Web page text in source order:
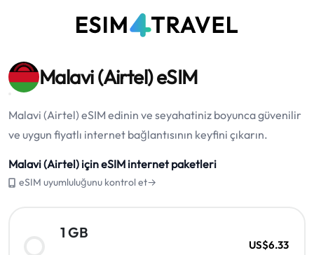
Malavi (Airtel) eSIM
Malavi (Airtel) eSIM edinin ve seyahatiniz boyunca güvenilir
ve uygun fiyatlı internet bağlantısının keyfini çıkarın.
Malavi (Airtel) için eSIM internet paketleri
eSIM uyumluluğunu kontrol et→
1 GB
US$6.33